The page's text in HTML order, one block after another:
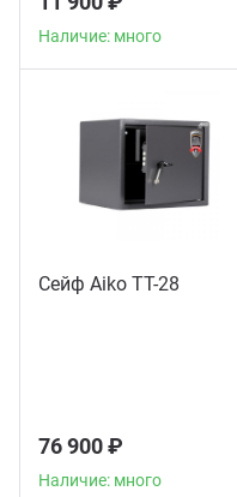
Наличие: много
Сейф Aiko TT-28
76 900 ₽
Наличие: много